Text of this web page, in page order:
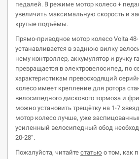
педалей. В режиме мотор колесо +
увеличить максимальную скорость и
крутые подъёмы.
Прямо-приводное мотор колесо Volta
устанавливается в заднюю вилку
нему контроллер, аккумулятор и ручку
превращается в электровелосипед, по
характеристикам превосходящий
колесо имеет крепление для ротора
велосипедного дискового тормоза и
можно установить трещётку на 1-7
мотор колесо лучше, уже
усиленный велосипедный обод
20-28”.
Пожалуйста, читайте статью о том, как